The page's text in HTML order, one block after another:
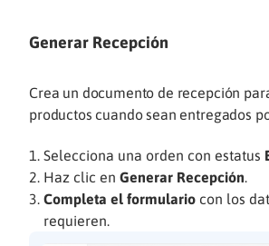
Generar Recepción
Crea un documento de recepción
productos cuando sean entregados
Selecciona una orden con estatus
Haz clic en Generar Recepción.
Completa el formulario con los
requieren.